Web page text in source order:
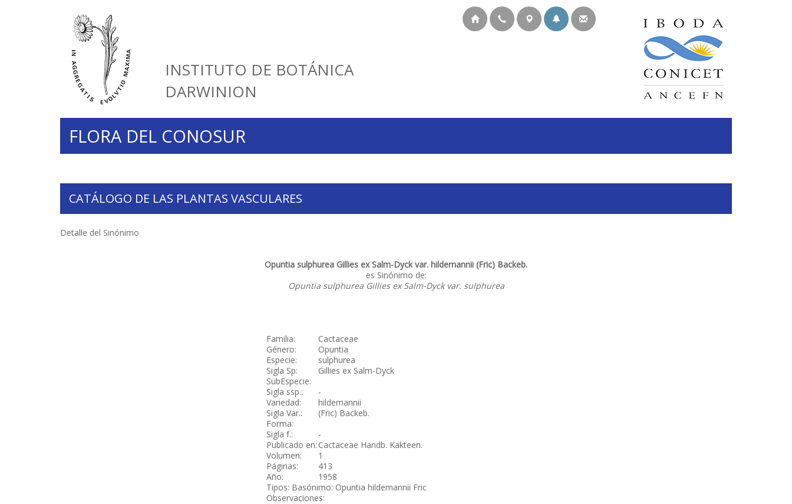
INSTITUTO DE BOTÁNICA
DARWINION
FLORA DEL CONOSUR
CATÁLOGO DE LAS PLANTAS VASCULARES
Detalle del Sinónimo
Opuntia sulphurea Gillies ex Salm-Dyck var. hildemannii (Fric) Backeb.
es Sinónimo de:
Opuntia sulphurea Gillies ex Salm-Dyck var. sulphurea
Familia:
Cactaceae
Género:
Opuntia
Especie:
sulphurea
Sigla Sp:
Gillies ex Salm-Dyck
SubEspecie:
Sigla ssp.:
-
Variedad:
hildemannii
Sigla Var.:
(Fric) Backeb.
Forma:
Sigla f.:
-
Publicado en: Cactaceae Handb. Kakteen.
Volumen:
1
Páginas:
413
Año:
1958
Tipos: Basónimo: Opuntia hildemannii Fric
Observaciones: